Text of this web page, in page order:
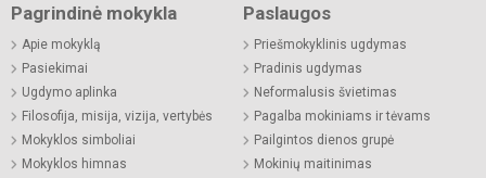
Pagrindinė mokykla
Apie mokyklą
Pasiekimai
Ugdymo aplinka
Filosofija, misija, vizija, vertybės
Mokyklos simboliai
Mokyklos himnas
Paslaugos
Priešmokyklinis ugdymas
Pradinis ugdymas
Neformalusis švietimas
Pagalba mokiniams ir tėvams
Pailgintos dienos grupė
Mokinių maitinimas